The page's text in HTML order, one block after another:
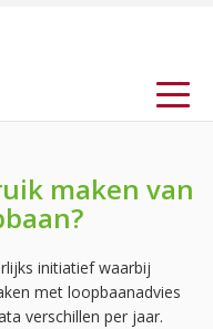
maken van
initiatief waarbij
met loopbaanadvies
verschillen per jaar.